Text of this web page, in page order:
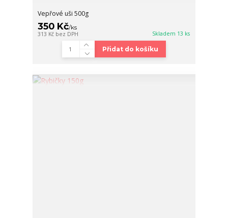
Vepřové uši 500g
350 Kč/ks
313 Kč bez DPH Skladem 13 ks
Přidat do košíku